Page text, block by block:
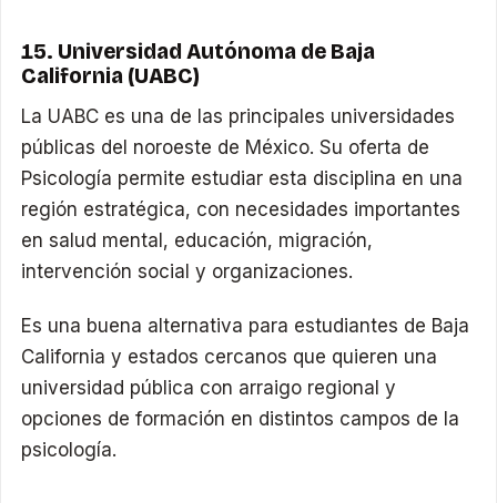
15. Universidad Autónoma de Baja
California (UABC)
La UABC es una de las principales universidades
públicas del noroeste de México. Su oferta de
Psicología permite estudiar esta disciplina en una
región estratégica, con necesidades importantes
en salud mental, educación, migración,
intervención social y organizaciones.
Es una buena alternativa para estudiantes de Baja
California y estados cercanos que quieren una
universidad pública con arraigo regional y
opciones de formación en distintos campos de la
psicología.